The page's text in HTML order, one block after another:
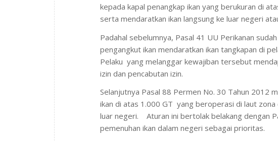
kepada kapal penangkap ikan yang berukuran di
serta mendaratkan ikan langsung ke luar negeri
Padahal sebelumnya, Pasal 41 UU Perikanan
pengangkut ikan mendaratkan ikan tangkapan di
Pelaku yang melanggar kewajiban tersebut
izin dan pencabutan izin.
Selanjutnya Pasal 88 Permen No. 30 Tahun 2012
ikan di atas 1.000 GT yang beroperasi di laut
luar negeri. Aturan ini bertolak belakang dengan
pemenuhan ikan dalam negeri sebagai prioritas.